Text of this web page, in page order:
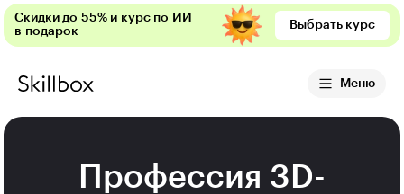
Скидки до 55% и курс по ИИ
в подарок
Выбрать курс
Меню
Профессия 3D-